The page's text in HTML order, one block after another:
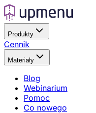
Produkty
Cennik
Materiały
Blog
Webinarium
Pomoc
Co nowego